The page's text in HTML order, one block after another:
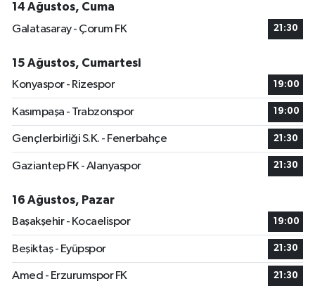
14 Ağustos, Cuma
Galatasaray - Çorum FK
21:30
15 Ağustos, Cumartesi
Konyaspor - Rizespor
19:00
Kasımpaşa - Trabzonspor 19:00
Gençlerbirliği S.K. - Fenerbahçe 21:30
Gaziantep FK - Alanyaspor 21:30
16 Ağustos, Pazar
Başakşehir - Kocaelispor
19:00
Beşiktaş - Eyüpspor 21:30
Amed - Erzurumspor FK 21:30